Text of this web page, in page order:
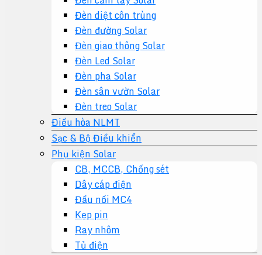
Đèn diệt côn trùng
Đèn đường Solar
Đèn giao thông Solar
Đèn Led Solar
Đèn pha Solar
Đèn sân vườn Solar
Đèn treo Solar
Điều hòa NLMT
Sạc & Bộ Điều khiển
Phụ kiện Solar
CB, MCCB, Chống sét
Dây cáp điện
Đầu nối MC4
Kẹp pin
Ray nhôm
Tủ điện